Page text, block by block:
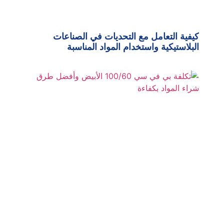
كيفية التعامل مع التحديات في الصناعات
البلاستيكية واستخدام المواد المناسبة